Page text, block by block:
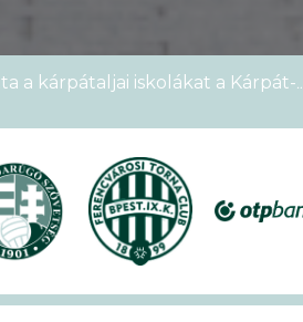
a kárpátaljai iskolákat a Kárpát-
meg a VI. Ludovika15–KEK Run
velünk – rekordokat döntött
vette a XVII. KEK!